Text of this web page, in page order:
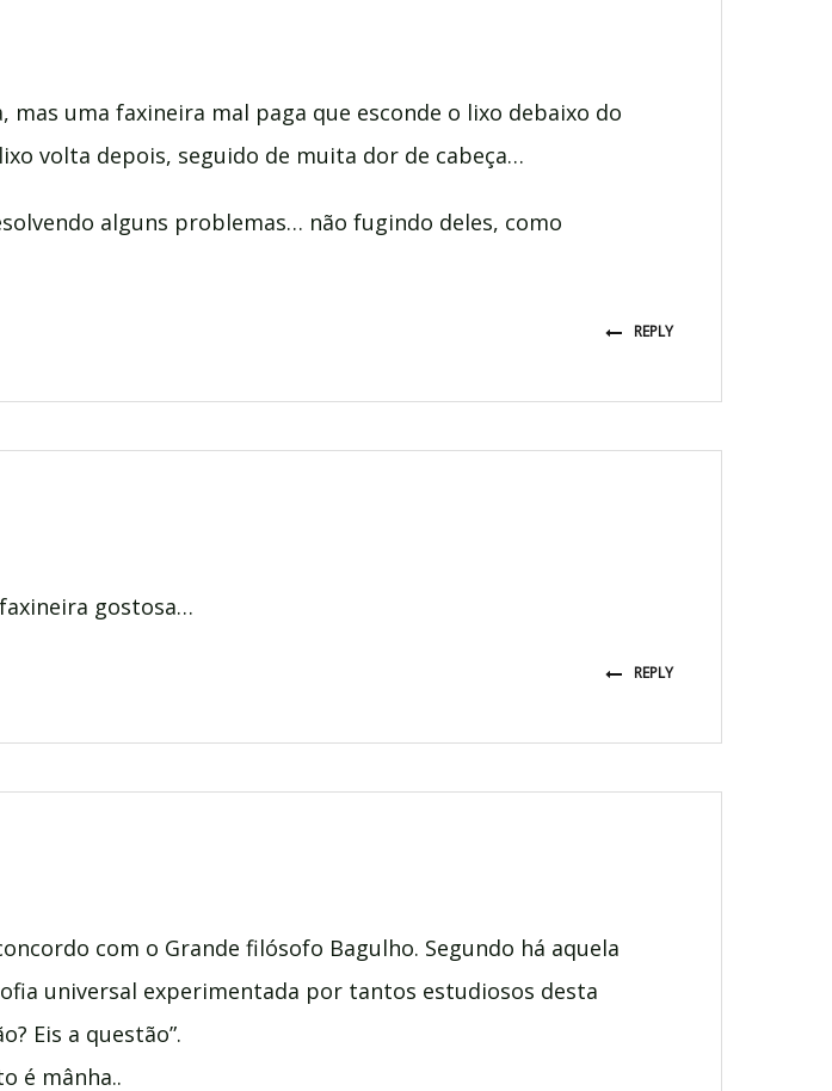
mas uma faxineira mal paga que esconde o lixo debaixo do
volta depois, seguido de muita dor de cabeça…
alguns problemas… não fugindo deles, como
REPLY
gostosa…
REPLY
com o Grande filósofo Bagulho. Segundo há aquela
universal experimentada por tantos estudiosos desta
Eis a questão”.
é mânha..